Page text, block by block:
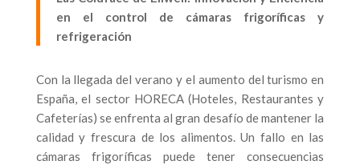
en el control de cámaras frigoríficas y
refrigeración
Con la llegada del verano y el aumento del turismo en
España, el sector HORECA (Hoteles, Restaurantes y
Cafeterías) se enfrenta al gran desafío de mantener la
calidad y frescura de los alimentos. Un fallo en las
cámaras frigoríficas puede tener consecuencias